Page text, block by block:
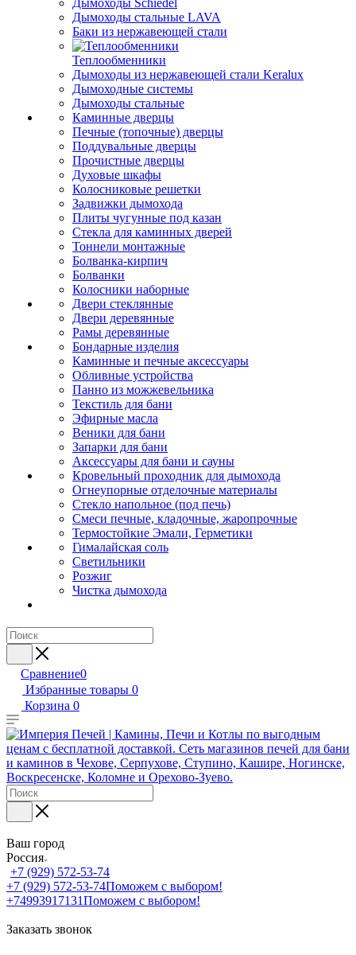
Дымоходы Schiedel
Дымоходы стальные LAVA
Баки из нержавеющей стали
Теплообменники
Дымоходы из нержавеющей стали Keralux
Дымоходные системы
Дымоходы стальные
Каминные дверцы
Печные (топочные) дверцы
Поддувальные дверцы
Прочистные дверцы
Духовые шкафы
Колосниковые решетки
Задвижки дымохода
Плиты чугунные под казан
Стекла для каминных дверей
Тоннели монтажные
Болванка-кирпич
Болванки
Колосники наборные
Двери стеклянные
Двери деревянные
Рамы деревянные
Бондарные изделия
Каминные и печные аксессуары
Обливные устройства
Панно из можжевельника
Текстиль для бани
Эфирные масла
Веники для бани
Запарки для бани
Аксессуары для бани и сауны
Кровельный проходник для дымохода
Огнеупорные отделочные материалы
Стекло напольное (под печь)
Смеси печные, кладочные, жаропрочные
Термостойкие Эмали, Герметики
Гималайская соль
Светильники
Розжиг
Чистка дымохода
Сравнение0
Избранные товары 0
Корзина 0
Ваш город
Россия
+7 (929) 572-53-74
+7 (929) 572-53-74Поможем с выбором!
+74993917131Поможем с выбором!
Заказать звонок